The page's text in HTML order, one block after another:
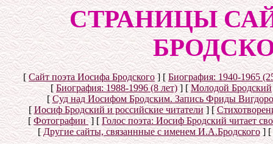
СТРАНИЦЫ
[Сайт поэта Иосифа Бродского] [ Биография: 1940-1965
[ Биография: 1988-1996 (8 лет)] [Молодой Бродский
[Суд над Иосифом Бродским. Запись Фриды
[Иосиф Бродский и российские читатели] [
[ Фотографии] [ Голос поэта: Иосиф Бродский читает
[ Другие сайты, связаннные с именем И.А.Бродского] [